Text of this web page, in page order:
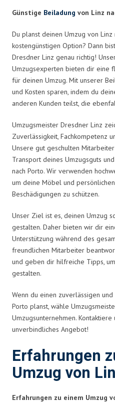
Günstige Beiladung von Linz
Du planst deinen Umzug von
kostengünstigen Option? Dann
Dresdner Linz genau richtig!
Umzugsexperten bieten dir eine
für deinen Umzug. Mit unserer
und Kosten sparen, indem du
anderen Kunden teilst, die
Umzugsmeister Dresdner Linz
Zuverlässigkeit, Fachkompetenz
Unsere gut geschulten
Transport deines Umzugsguts
nach Porto. Wir verwenden
um deine Möbel und
Beschädigungen zu schützen.
Unser Ziel ist es, deinen Umzug
gestalten. Daher bieten wir dir
Unterstützung während des
freundlichen Mitarbeiter
und geben dir hilfreiche Tipps,
gestalten.
Wenn du einen zuverlässigen
Porto planst, wähle
Umzugsunternehmen.
unverbindliches Angebot!
Erfahrungen
Umzug von
Erfahrungen zu einem Umzug